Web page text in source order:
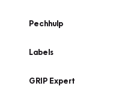
Pechhulp
Labels
GRIP Expert